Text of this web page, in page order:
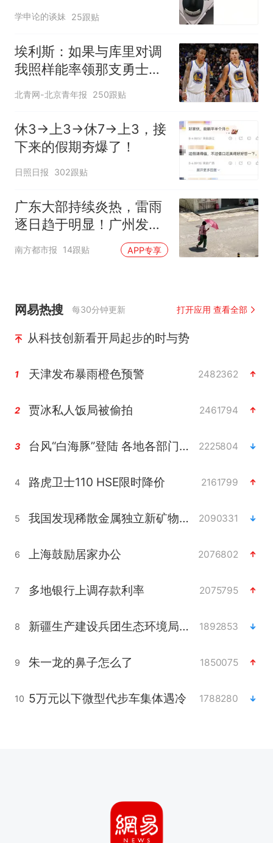
→
学申论的谈妹 25跟贴
埃利斯：如果与库里对调
我照样能率领那支勇士取
得现在的成就
北青网-北京青年报 250跟贴
休3→上3→休7→上3，接
下来的假期夯爆了！
日照日报 302跟贴
广东大部持续炎热，雷雨
逐日趋于明显！广州发布
高温橙色预警
南方都市报 14跟贴 APP专享
网易热搜 每30分钟更新 打开应用 查看全部
从科技创新看开局起步的时与势
1 天津发布暴雨橙色预警 2482362
2 贾冰私人饭局被偷拍 2461794
3 台风“白海豚”登陆 各地各部门全力应对 2225804
4 路虎卫士110 HSE限时降价 2161799
5 我国发现稀散金属独立新矿物——乌斯河锗矿 2090331
6 上海鼓励居家办公 2076802
7 多地银行上调存款利率 2075795
8 新疆生产建设兵团生态环境局原局长被查 1892853
9 朱一龙的鼻子怎么了 1850075
10 5万元以下微型代步车集体遇冷 1788280